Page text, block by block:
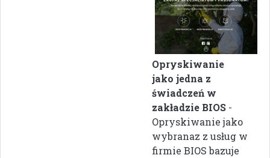
Opryskiwanie
jako jedna z
świadczeń w
zakładzie BIOS -
Opryskiwanie jako
wybranaz z usług w
firmie BIOS bazuje